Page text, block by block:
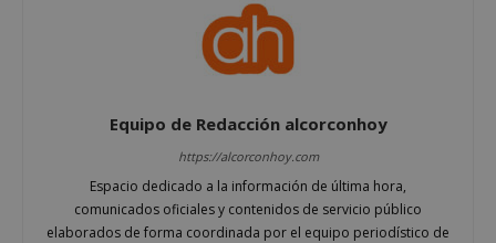
Equipo de Redacción alcorconhoy
https://alcorconhoy.com
Espacio dedicado a la información de última hora,
comunicados oficiales y contenidos de servicio público
elaborados de forma coordinada por el equipo periodístico de
Cookies de rendimiento
Cookies de preferencias
Cookies de funcionalidad
Las cookies estrictamente necesarias permiten la
funcionalidad principal del sitio web, como el
inicio de sesión de usuario y la gestión de cuentas.
El sitio web no se puede utilizar correctamente sin
las cookies estrictamente necesarias.